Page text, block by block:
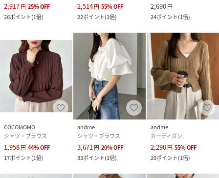
2,917円 25%OFF
26ポイント(1倍)
2,514円 55%OFF
22ポイント(1倍)
2,690円
24ポイント(1倍)
COCOMOMO
シャツ・ブラウス
1,958円 44%OFF
17ポイント(1倍)
andme
シャツ・ブラウス
3,671円 20%OFF
33ポイント(1倍)
andme
カーディガン
2,290円 55%OFF
20ポイント(1倍)